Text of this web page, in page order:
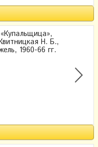
Н. Б.,
1960-66 гг.